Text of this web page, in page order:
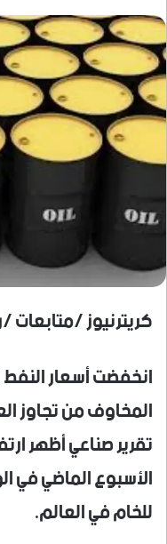
كريترنيوز /متابعات
انخفضت أسعار النفط
المخاوف من تجاوز
تقرير صناعي أظهر
الأسبوع الماضي في
للخام في العالم.